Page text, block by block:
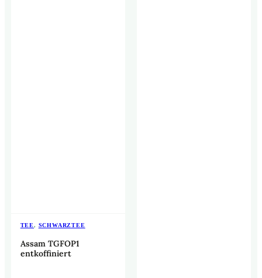
TEE, SCHWARZTEE
Assam TGFOP1
entkoffiniert